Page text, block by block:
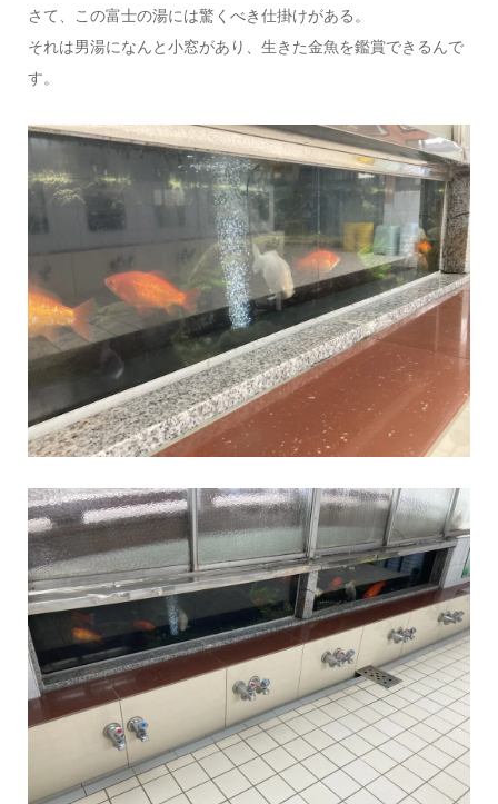
さて、この富士の湯には驚くべき仕掛けがある。
それは男湯になんと小窓があり、生きた金魚を鑑賞できるんで
す。